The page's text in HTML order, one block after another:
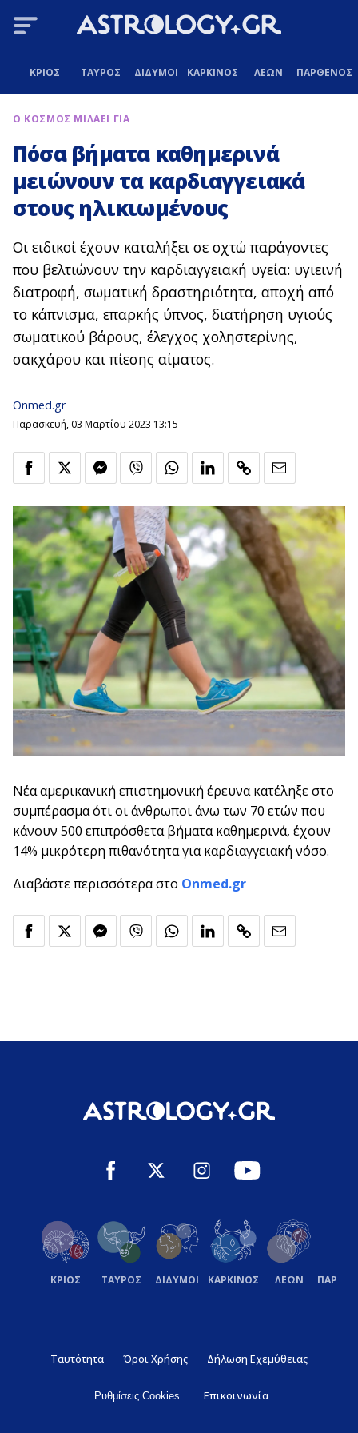
ΚΡΙΟΣ ΤΑΥΡΟΣ ΔΙΔΥΜΟΙ ΚΑΡΚΙΝΟΣ ΛΕΩΝ ΠΑΡΘΕΝΟΣ
Ο ΚΟΣΜΟΣ ΜΙΛΑΕΙ ΓΙΑ
Πόσα βήματα καθημερινά
μειώνουν τα καρδιαγγειακά
στους ηλικιωμένους
Οι ειδικοί έχουν καταλήξει σε οχτώ παράγοντες
που βελτιώνουν την καρδιαγγειακή υγεία: υγιεινή
διατροφή, σωματική δραστηριότητα, αποχή από
το κάπνισμα, επαρκής ύπνος, διατήρηση υγιούς
σωματικού βάρους, έλεγχος χοληστερίνης,
σακχάρου και πίεσης αίματος.
Onmed.gr
Παρασκευή, 03 Μαρτίου 2023 13:15
Νέα αμερικανική επιστημονική έρευνα κατέληξε στο
συμπέρασμα ότι οι άνθρωποι άνω των 70 ετών που
κάνουν 500 επιπρόσθετα βήματα καθημερινά, έχουν
14% μικρότερη πιθανότητα για καρδιαγγειακή νόσο.
Διαβάστε περισσότερα στο Onmed.gr
ΚΡΙΟΣ ΤΑΥΡΟΣ ΔΙΔΥΜΟΙ ΚΑΡΚΙΝΟΣ ΛΕΩΝ
Ταυτότητα Όροι Χρήσης Δήλωση Εχεμύθειας
Ρυθμίσεις Cookies Επικοινωνία